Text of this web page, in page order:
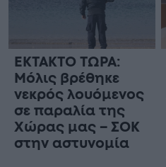
ΕΚΤΑΚΤΟ ΤΩΡΑ:
Μόλις βρέθηκε
νεκρός λουόμενος
σε παραλία της
Χώρας μας – ΣΟΚ
στην αστυνομία